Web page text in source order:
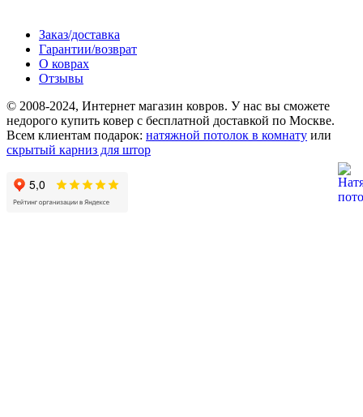
Заказ/доставка
Гарантии/возврат
О коврах
Отзывы
© 2008-2024, Интернет магазин ковров. У нас вы сможете
недорого купить ковер с бесплатной доставкой по Москве.
Всем клиентам подарок: натяжной потолок в комнату или
скрытый карниз для штор